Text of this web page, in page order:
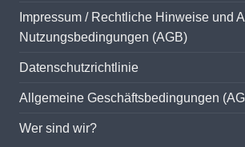
Impressum / Rechtliche Hinweise und
Nutzungsbedingungen (AGB)
Datenschutzrichtlinie
Allgemeine Geschäftsbedingungen
Wer sind wir?